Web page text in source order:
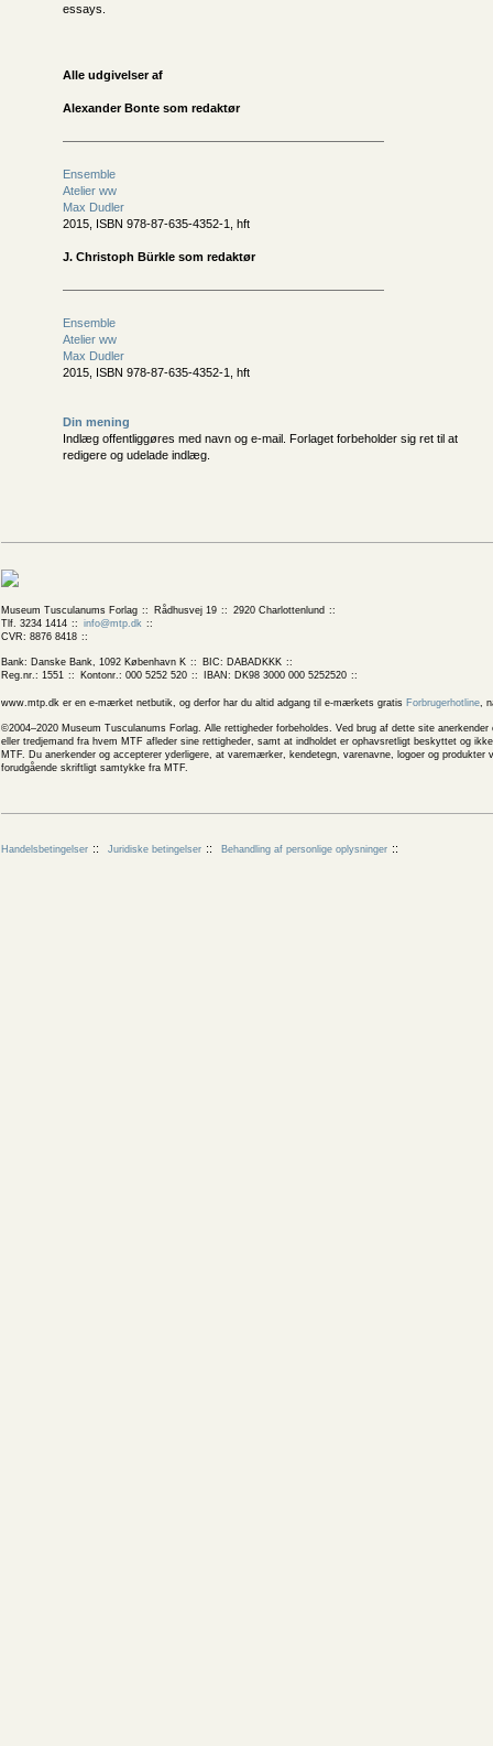
essays.
Alle udgivelser af
Alexander Bonte som redaktør
Ensemble
Atelier ww
Max Dudler
2015, ISBN 978-87-635-4352-1, hft
J. Christoph Bürkle som redaktør
Ensemble
Atelier ww
Max Dudler
2015, ISBN 978-87-635-4352-1, hft
Din mening
Indlæg offentliggøres med navn og e-mail. Forlaget forbeholder sig ret til at
redigere og udelade indlæg.
Museum Tusculanums Forlag Rådhusvej 19
2920 Charlottenlund
Tlf. 3234 1414
info@mtp.dk
CVR: 8876 8418
Bank: Danske Bank, 1092 København K
BIC: DABADKKK
Reg.nr.: 1551
Kontonr.: 000 5252 520 IBAN: DK98 3000 000 5252520
www.mtp.dk er en e-mærket netbutik, og derfor har du altid adgang til e-mærkets gratis Forbrugerhotline,
©2004–2020 Museum Tusculanums Forlag. Alle rettigheder forbeholdes. Ved brug af dette site
eller tredjemand fra hvem MTF afleder sine rettigheder, samt at indholdet er ophavsretligt beskyttet og
MTF. Du anerkender og accepterer yderligere, at varemærker, kendetegn, varenavne, logoer og
forudgående skriftligt samtykke fra MTF.
Handelsbetingelser Juridiske betingelser Behandling af personlige oplysninger